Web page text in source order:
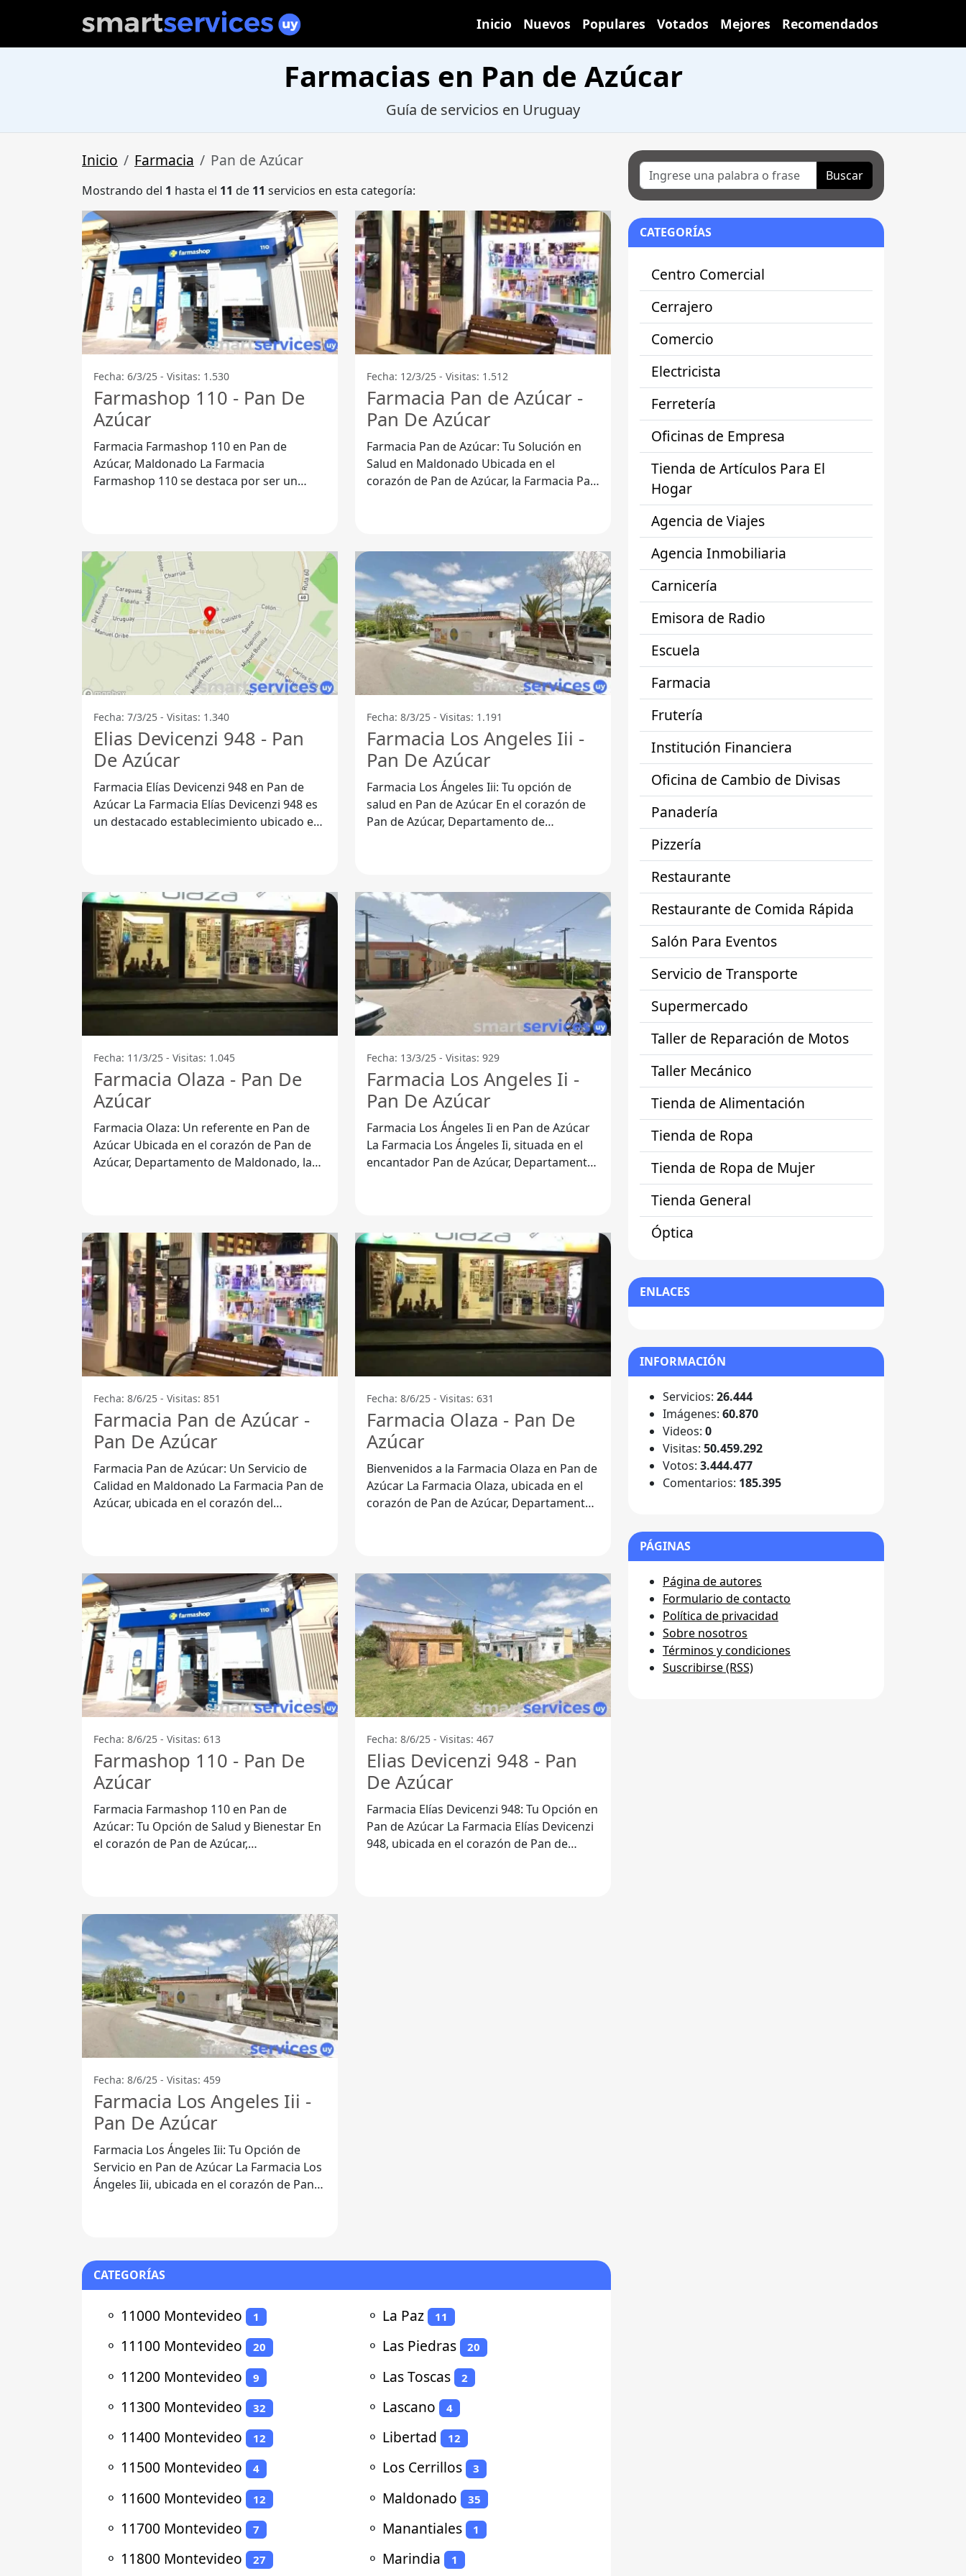
Inicio Nuevos Populares Votados Mejores Recomendados
Farmacias en Pan de Azúcar
Guía de servicios en Uruguay
Inicio Farmacia Pan de Azúcar
Mostrando del 1 hasta el 11 de 11 servicios en esta categoría:
Fecha: 6/3/25 - Visitas: 1.530
Farmashop 110 - Pan De
Azúcar
Farmacia Farmashop 110 en Pan de
Azúcar, Maldonado La Farmacia
Farmashop 110 se destaca por ser un
Fecha: 12/3/25 - Visitas: 1.512
Farmacia Pan de Azúcar -
Pan De Azúcar
Farmacia Pan de Azúcar: Tu Solución en
Salud en Maldonado Ubicada en el
corazón de Pan de Azúcar, la Farmacia Pan
Fecha: 7/3/25 - Visitas: 1.340
Elias Devicenzi 948 - Pan
De Azúcar
Farmacia Elías Devicenzi 948 en Pan de
Azúcar La Farmacia Elías Devicenzi 948 es
un destacado establecimiento ubicado en
Fecha: 8/3/25 - Visitas: 1.191
Farmacia Los Angeles Iii -
Pan De Azúcar
Farmacia Los Ángeles Iii: Tu opción de
salud en Pan de Azúcar En el corazón de
Pan de Azúcar, Departamento de
Fecha: 11/3/25 - Visitas: 1.045
Farmacia Olaza - Pan De
Azúcar
Farmacia Olaza: Un referente en Pan de
Azúcar Ubicada en el corazón de Pan de
Azúcar, Departamento de Maldonado, la
Fecha: 13/3/25 - Visitas: 929
Farmacia Los Angeles Ii -
Pan De Azúcar
Farmacia Los Ángeles Ii en Pan de Azúcar
La Farmacia Los Ángeles Ii, situada en el
encantador Pan de Azúcar, Departamento
Fecha: 8/6/25 - Visitas: 851
Farmacia Pan de Azúcar -
Pan De Azúcar
Farmacia Pan de Azúcar: Un Servicio de
Calidad en Maldonado La Farmacia Pan de
Azúcar, ubicada en el corazón del
Fecha: 8/6/25 - Visitas: 631
Farmacia Olaza - Pan De
Azúcar
Bienvenidos a la Farmacia Olaza en Pan de
Azúcar La Farmacia Olaza, ubicada en el
corazón de Pan de Azúcar, Departamento
Fecha: 8/6/25 - Visitas: 613
Farmashop 110 - Pan De
Azúcar
Farmacia Farmashop 110 en Pan de
Azúcar: Tu Opción de Salud y Bienestar En
el corazón de Pan de Azúcar,
Fecha: 8/6/25 - Visitas: 467
Elias Devicenzi 948 - Pan
De Azúcar
Farmacia Elías Devicenzi 948: Tu Opción en
Pan de Azúcar La Farmacia Elías Devicenzi
948, ubicada en el corazón de Pan de
Fecha: 8/6/25 - Visitas: 459
Farmacia Los Angeles Iii -
Pan De Azúcar
Farmacia Los Ángeles Iii: Tu Opción de
Servicio en Pan de Azúcar La Farmacia Los
Ángeles Iii, ubicada en el corazón de Pan
CATEGORÍAS
⚬ 11000 Montevideo 1
⚬ 11100 Montevideo 20
⚬ 11200 Montevideo 9
⚬ 11300 Montevideo 32
⚬ 11400 Montevideo 12
⚬ 11500 Montevideo 4
⚬ 11600 Montevideo 12
⚬ 11700 Montevideo 7
⚬ 11800 Montevideo 27
⚬ La Paz 11
⚬ Las Piedras 20
⚬ Las Toscas 2
⚬ Lascano 4
⚬ Libertad 12
⚬ Los Cerrillos 3
⚬ Maldonado 35
⚬ Manantiales 1
⚬ Marindia 1
Buscar
CATEGORÍAS
Centro Comercial
Cerrajero
Comercio
Electricista
Ferretería
Oficinas de Empresa
Tienda de Artículos Para El
Hogar
Agencia de Viajes
Agencia Inmobiliaria
Carnicería
Emisora de Radio
Escuela
Farmacia
Frutería
Institución Financiera
Oficina de Cambio de Divisas
Panadería
Pizzería
Restaurante
Restaurante de Comida Rápida
Salón Para Eventos
Servicio de Transporte
Supermercado
Taller de Reparación de Motos
Taller Mecánico
Tienda de Alimentación
Tienda de Ropa
Tienda de Ropa de Mujer
Tienda General
Óptica
ENLACES
INFORMACIÓN
Servicios: 26.444
Imágenes: 60.870
Videos: 0
Visitas: 50.459.292
Votos: 3.444.477
Comentarios: 185.395
PÁGINAS
Página de autores
Formulario de contacto
Política de privacidad
Sobre nosotros
Términos y condiciones
Suscribirse (RSS)